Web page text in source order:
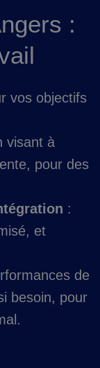
:
vos objectifs
visant à
pour des
:
et
de
besoin, pour